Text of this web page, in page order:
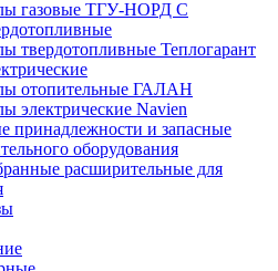
газовые ТГУ-НОРД С
твердотопливные Теплогарант
отопительные ГАЛАН
электрические Navien
принадлежности и запасные
оборудования
расширительные для